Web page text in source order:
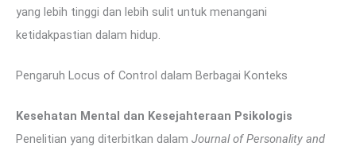
yang lebih tinggi dan lebih sulit untuk menangani
ketidakpastian dalam hidup.
Pengaruh Locus of Control dalam Berbagai Konteks
Kesehatan Mental dan Kesejahteraan Psikologis
Penelitian yang diterbitkan dalam Journal of Personality and